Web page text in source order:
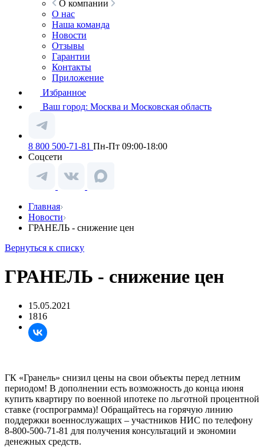
О компании
О нас
Наша команда
Новости
Отзывы
Гарантии
Контакты
Приложение
Избранное
Ваш город: Москва и Московская область
8 800 500-71-81 Пн-Пт 09:00-18:00
Соцсети
Главная
Новости
ГРАНЕЛЬ - снижение цен
Вернуться к списку
ГРАНЕЛЬ - снижение цен
15.05.2021
1816
ГК «Гранель» снизил цены на свои объекты перед летним
периодом! В дополнении есть возможность до конца июня
купить квартиру по военной ипотеке по льготной процентной
ставке (госпрограмма)! Обращайтесь на горячую линию
поддержки военнослужащих – участников НИС по телефону
8-800-500-71-81 для получения консультаций и экономии
денежных средств.